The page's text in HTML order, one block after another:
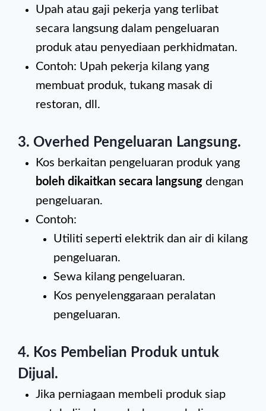
Upah atau gaji pekerja yang terlibat
secara langsung dalam pengeluaran
produk atau penyediaan perkhidmatan.
Contoh: Upah pekerja kilang yang
membuat produk, tukang masak di
restoran, dll.
3. Overhed Pengeluaran Langsung.
Kos berkaitan pengeluaran produk yang
boleh dikaitkan secara langsung dengan
pengeluaran.
Contoh:
Utiliti seperti elektrik dan air di kilang
pengeluaran.
Sewa kilang pengeluaran.
Kos penyelenggaraan peralatan
pengeluaran.
4. Kos Pembelian Produk untuk
Dijual .
Jika perniagaan membeli produk siap